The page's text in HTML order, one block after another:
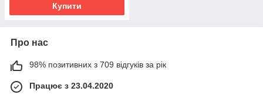
Купити
Про нас
98% позитивних з 709 відгуків за рік
Працює з 23.04.2020